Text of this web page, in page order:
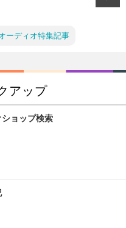
ーディオ特集記事
アップ
ョップ検索